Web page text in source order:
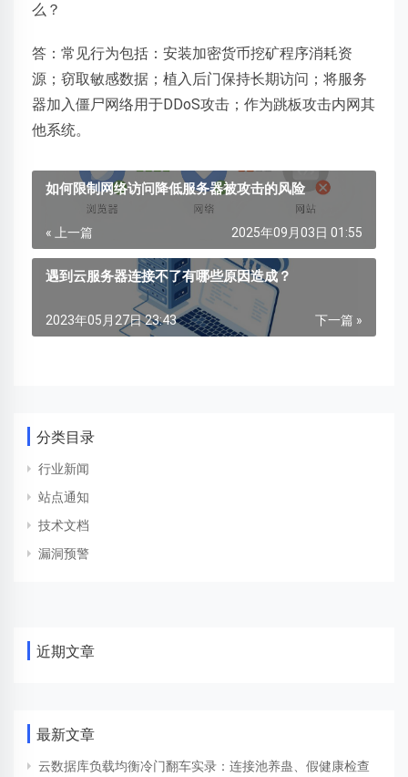
么？
答：常见行为包括：安装加密货币挖矿程序消耗资
源；窃取敏感数据；植入后门保持长期访问；将服务
器加入僵尸网络用于DDoS攻击；作为跳板攻击内网其
他系统。
如何限制网络访问降低服务器被攻击的风险
« 上一篇 2025年09月03日 01:55
遇到云服务器连接不了有哪些原因造成？
下一篇 »
2023年05月27日 23:43
分类目录
行业新闻
站点通知
技术文档
漏洞预警
近期文章
最新文章
云数据库负载均衡冷门翻车实录：连接池养蛊、假健康检查